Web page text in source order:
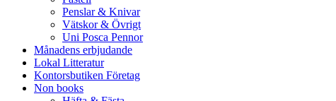
Penslar & Knivar
Vätskor & Övrigt
Uni Posca Pennor
Månadens erbjudande
Lokal Litteratur
Kontorsbutiken Företag
Non books